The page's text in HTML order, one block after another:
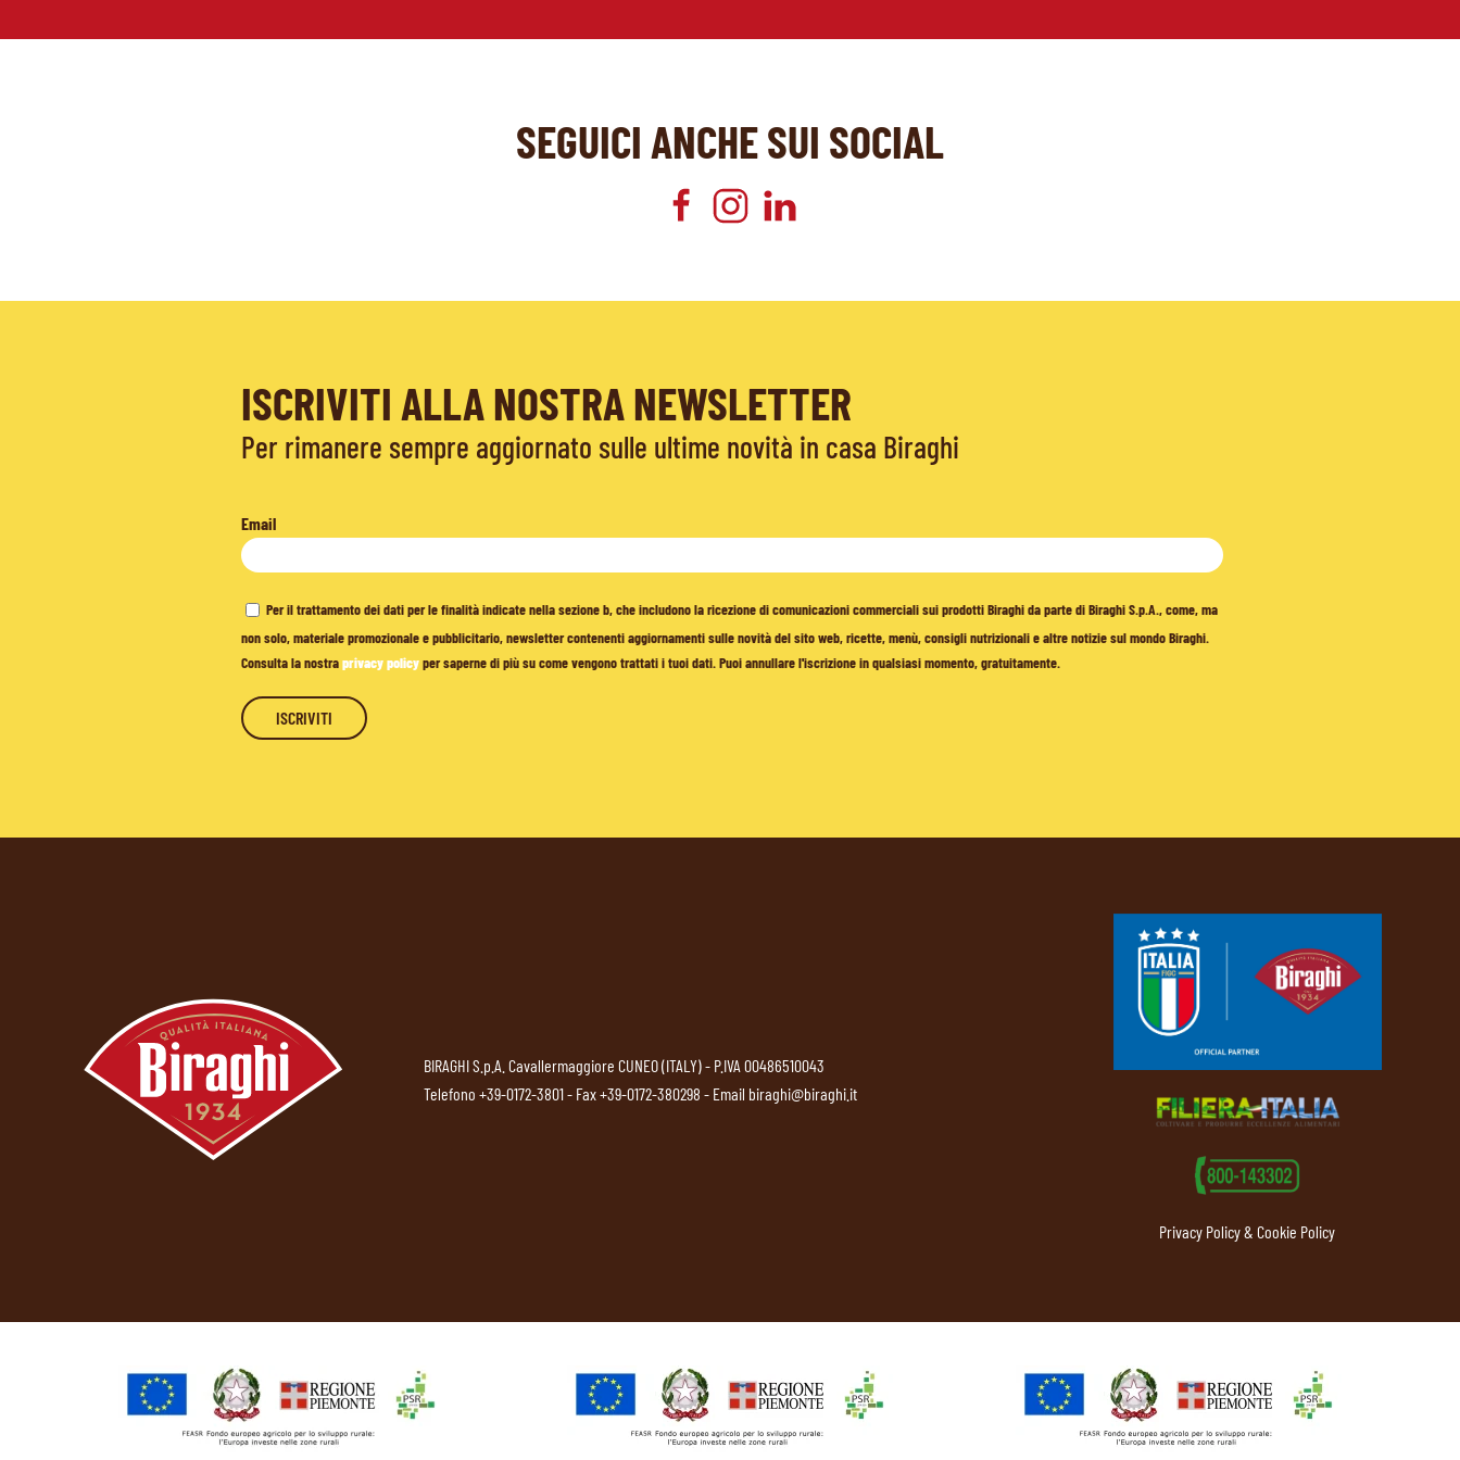
SEGUICI ANCHE SUI SOCIAL
ISCRIVITI ALLA NOSTRA NEWSLETTER
Per rimanere sempre aggiornato sulle ultime novità in casa Biraghi
Email
Per il trattamento dei dati per le finalità indicate nella sezione b, che includono la ricezione di comunicazioni commerciali sui prodotti Biraghi da parte di Biraghi S.p.A., come, ma
non solo, materiale promozionale e pubblicitario, newsletter contenenti aggiornamenti sulle novità del sito web, ricette, menù, consigli nutrizionali e altre notizie sul mondo Biraghi.
Consulta la nostraprivacy policyper saperne di più su come vengono trattati i tuoi dati. Puoi annullare l'iscrizione in qualsiasi momento, gratuitamente.
BIRAGHI S.p.A. Cavallermaggiore CUNEO (ITALY) - P.IVA 00486510043
Telefono +39-0172-3801- Fax +39-0172-380298 - Email biraghi@biraghi.it
Privacy Policy & Cookie Policy